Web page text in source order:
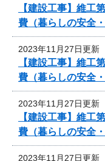
【建設工事】維
費（暮らしの安全
2023年11月27日更新
【建設工事】維
費（暮らしの安全
2023年11月27日更新
【建設工事】維
費（暮らしの安全
2023年11月27日更新